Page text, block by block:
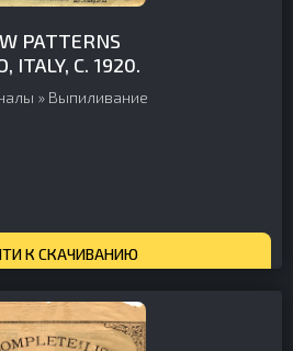
PATTERNS
ITALY, C. 1920.
» Выпиливание
К СКАЧИВАНИЮ